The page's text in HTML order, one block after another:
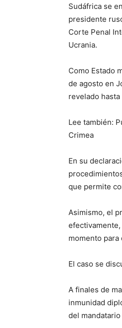
Sudáfrica se
presidente
Corte Penal
Ucrania.
Como Estado
de agosto en
revelado
Lee también:
Crimea
En su
que permite
Asimismo, el
efectivamente,
momento para
El caso se
A finales de
inmunidad
del